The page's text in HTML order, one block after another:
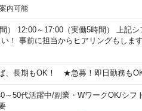
内可能
12:00～17:00（実働5時間） 上記シ
！ 事前に担当からヒアリングもしま
長期もOK！ ★急募！即日勤務も
～50代活躍中/副業・WワークOK/シフ